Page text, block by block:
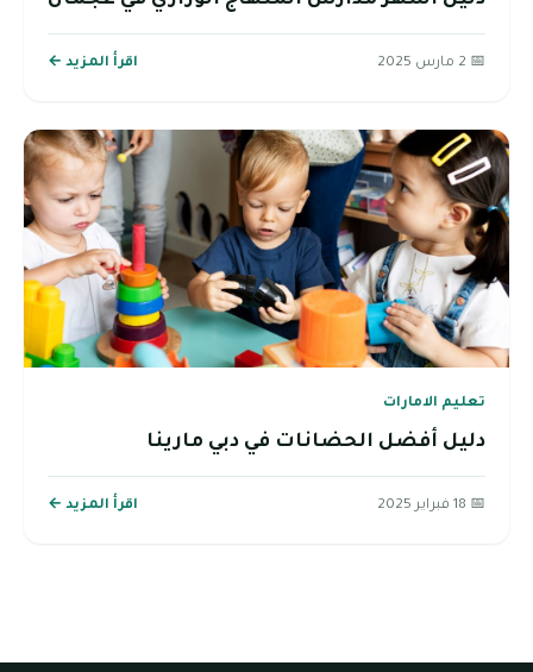
📅 2 مارس 2025 اقرأ المزيد ←
تعليم الامارات
دليل أفضل الحضانات في دبي مارينا
📅 18 فبراير 2025 اقرأ المزيد ←